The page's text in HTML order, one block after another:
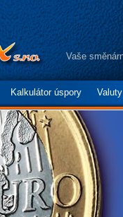
Vaše
Kalkulátor úspory